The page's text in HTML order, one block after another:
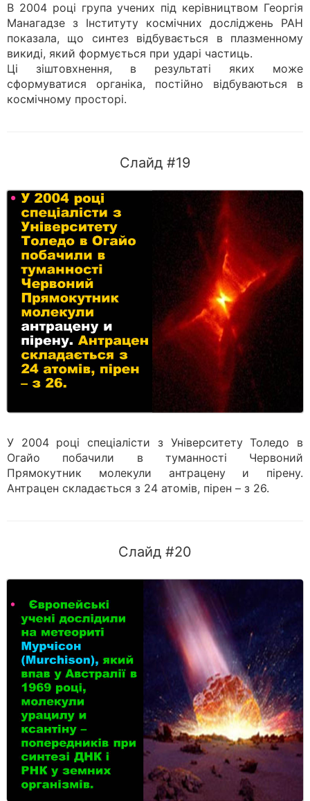
В 2004 році група учених під керівництвом Георгія
Манагадзе з Інституту космічних досліджень РАН
показала, що синтез відбувається в плазменному
викиді, який формується при ударі частиць.
Ці зіштовхнення, в результаті яких може
сформуватися органіка, постійно відбуваються в
космічному просторі.
Слайд #19
У 2004 році спеціалісти з Університету Толедо в
Огайо побачили в туманності Червоний
Прямокутник молекули антрацену и пірену.
Антрацен складається з 24 атомів, пірен – з 26.
Слайд #20